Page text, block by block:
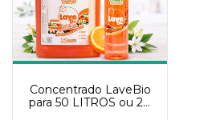
Concentrado LaveBio
para 50 LITROS ou 20